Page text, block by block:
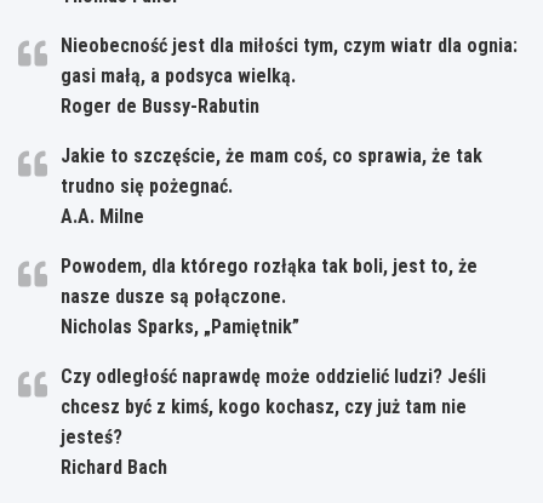
Nieobecność jest dla miłości tym, czym wiatr dla ognia:
gasi małą, a podsyca wielką.
Roger de Bussy-Rabutin
Jakie to szczęście, że mam coś, co sprawia, że tak
trudno się pożegnać.
A.A. Milne
Powodem, dla którego rozłąka tak boli, jest to, że
nasze dusze są połączone.
Nicholas Sparks, „Pamiętnik”
Czy odległość naprawdę może oddzielić ludzi? Jeśli
chcesz być z kimś, kogo kochasz, czy już tam nie
jesteś?
Richard Bach